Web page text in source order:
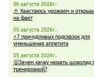
06 августа 2026г.
🍅 Хвастаюсь урожаем и
на факт
05 августа 2026г.
⚡7 причудливых подсказок для
уменьшения аппетита
05 августа 2026г.
😮Зачем качку нюхать шоколад
тренировкой?